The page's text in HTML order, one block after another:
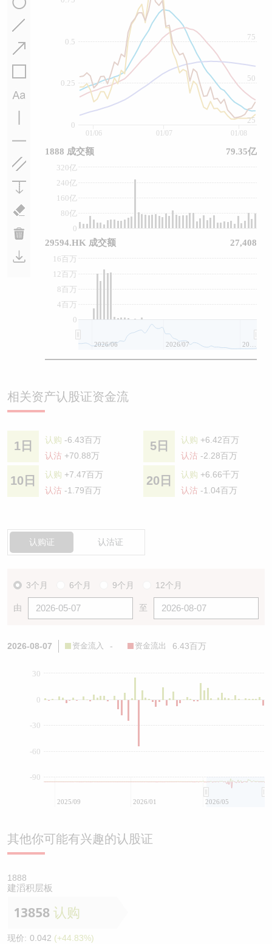
0
0.25
0.5
25
50
75
0
80亿
160亿
240亿
320亿
0
4百万
8百万
12百万
16百万
01/06 01/07 01/08
2026/06 2026/07
1888 成交额 79.35亿
29594.HK 成交额 27,408
相关资产认股证资金流
1日 认购 -6.43百万
认沽 +70.88万
5日 认购 +6.42百万
认沽 -2.28百万
10日 认购 +7.47百万
认沽 -1.79百万
20日 认购 +6.66千万
认沽 -1.04百万
认购证 认沽证
3个月 6个月 9个月 12个月
由 至
2026-08-07 资金流入 - 资金流出 6.43百万
0
-90
-60
-30
30
2025/09 2026/01 2026/05
其他你可能有兴趣的认股证
1888
建滔积层板
13858 认购
现价: 0.042 (+44.83%)